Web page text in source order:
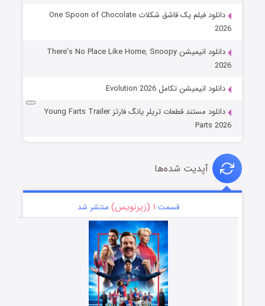
دانلود فیلم یک قاشق شکلات One Spoon of Chocolate
2026
دانلود انیمیشن There’s No Place Like Home, Snoopy
2026
دانلود انیمیشن تکامل Evolution 2026
دانلود مستند قطعات تریلر یانگ فارتز Young Farts Trailer
Parts 2026
آپدیت شده‌ها
قسمت ۱ (زیرنویس) منتشر شد